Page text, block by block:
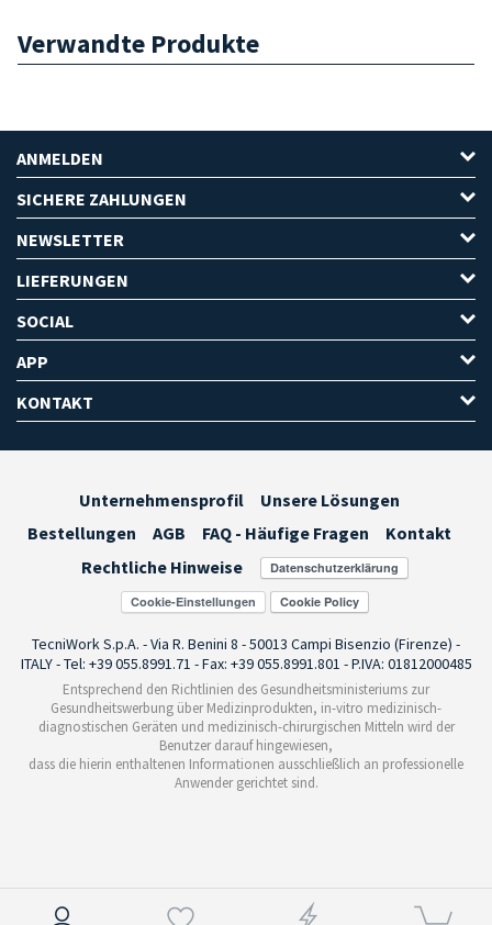
Verwandte Produkte
ANMELDEN
SICHERE ZAHLUNGEN
NEWSLETTER
LIEFERUNGEN
SOCIAL
APP
KONTAKT
Unternehmensprofil
Unsere Lösungen
Bestellungen
AGB FAQ - Häufige Fragen
Kontakt
Rechtliche Hinweise
Cookie-Einstellungen
TecniWork S.p.A. - Via R. Benini 8 - 50013 Campi Bisenzio (Firenze) -
ITALY - Tel: +39 055.8991.71 - Fax: +39 055.8991.801 - P.IVA: 01812000485
Entsprechend den Richtlinien des Gesundheitsministeriums zur
Gesundheitswerbung über Medizinprodukten, in-vitro medizinisch-
diagnostischen Geräten und medizinisch-chirurgischen Mitteln wird der
Benutzer darauf hingewiesen,
dass die hierin enthaltenen Informationen ausschließlich an professionelle
Anwender gerichtet sind.